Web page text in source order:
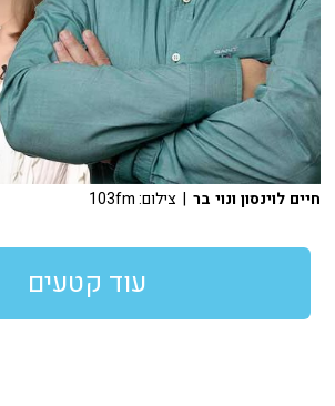
חיים לוינסון ונוי בר | צילום: 103fm
עוד קטעים